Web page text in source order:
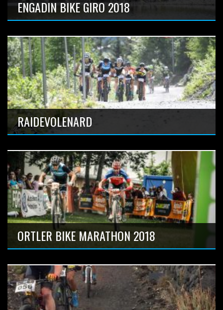
Anzahl Bilder: 13
ENGADIN BIKE GIRO 2018
Anzahl Bilder: 32
RAIDEVOLENARD
ORTLER BIKE MARATHON 2018